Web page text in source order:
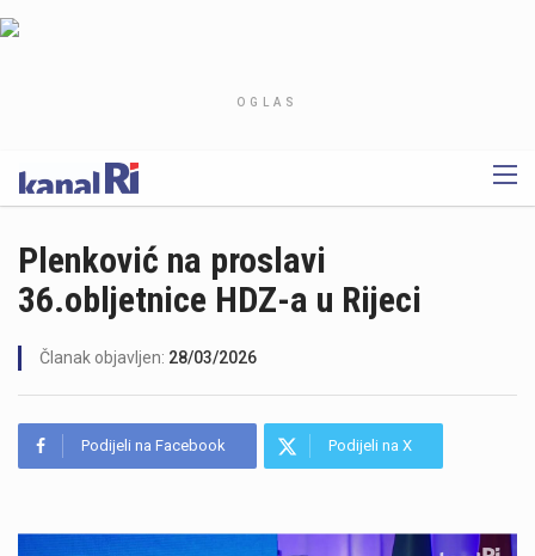
OGLAS
Plenković na proslavi
36.obljetnice HDZ-a u Rijeci
Članak objavljen: 28/03/2026
Podijeli na Facebook Podijeli na X